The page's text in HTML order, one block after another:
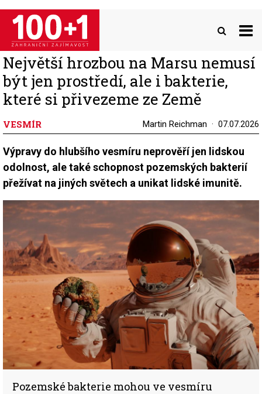
Přejít
hlavnímu
obsahu
Největší hrozbou na Marsu nemusí
být jen prostředí, ale i bakterie,
které si přivezeme ze Země
VESMÍR Martin Reichman 07.07.2026
Výpravy do hlubšího vesmíru neprověří jen lidskou
odolnost, ale také schopnost pozemských bakterií
přežívat na jiných světech a unikat lidské imunitě.
Pozemské bakterie mohou ve vesmíru